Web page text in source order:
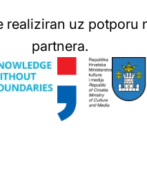
realiziran uz potporu
partnera.